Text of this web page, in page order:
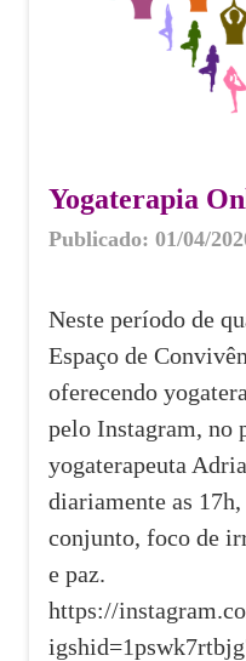
Yogaterapia
Publicado: 01/04/
Neste período de
Espaço de
oferecendo
pelo Instagram, no
yogaterapeuta
diariamente as
conjunto, foco de
e paz.
https://